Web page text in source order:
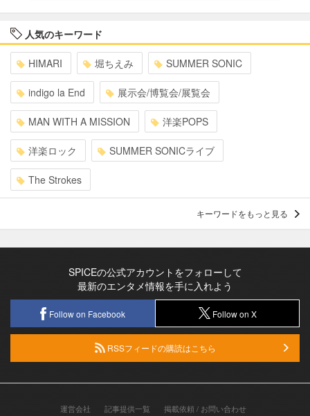
人気のキーワード
HIMARI 堀ちえみ SUMMER SONIC
indigo la End 展示会/博覧会/展覧会
MAN WITH A MISSION 洋楽POPS
洋楽ロック SUMMER SONICライブ
The Strokes
キーワードをもっと見る
SPICEの公式アカウントをフォローして
最新のエンタメ情報を手に入れよう
Follow on Facebook Follow on X
RSSフィードの購読はこちら
運営会社 記事提供一覧 掲載依頼 / お問い合わせ